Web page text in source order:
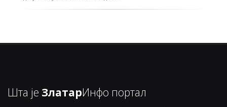
Шта је ЗлатарИнфо портал